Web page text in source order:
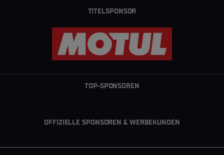
TITELSPONSOR
TOP-SPONSOREN
OFFIZIELLE SPONSOREN & WERBEKUNDEN